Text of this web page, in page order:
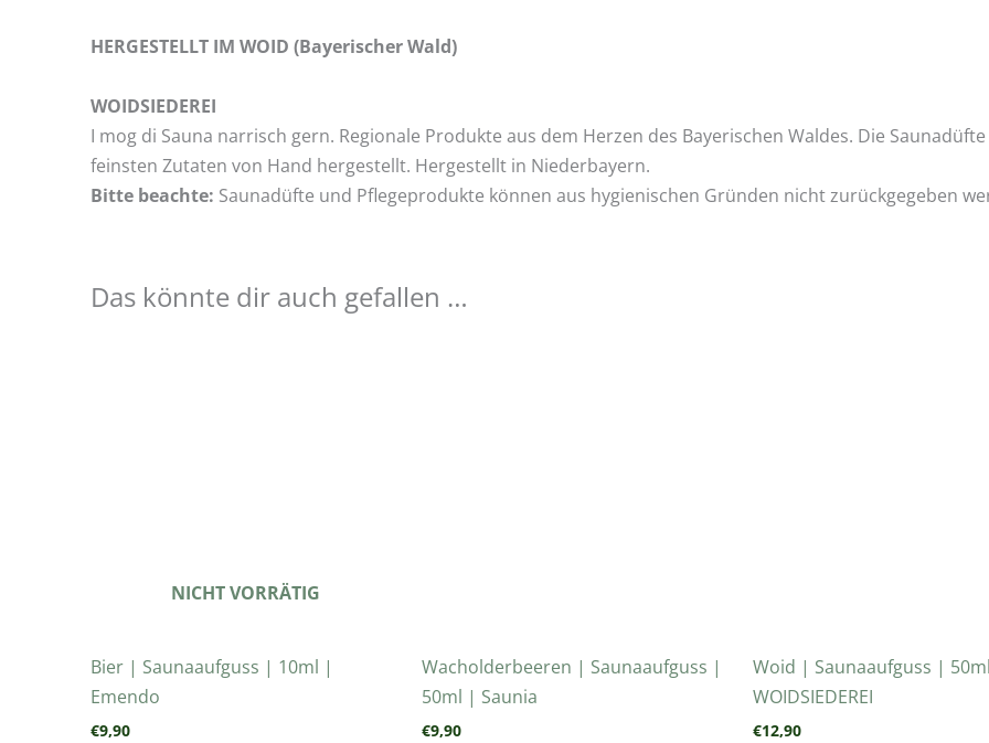
HERGESTELLT IM WOID (Bayerischer Wald)
WOIDSIEDEREI
I mog di Sauna narrisch gern. Regionale Produkte aus dem Herzen des Bayerischen Waldes. Die
feinsten Zutaten von Hand hergestellt. Hergestellt in Niederbayern.
Bitte beachte: Saunadüfte und Pflegeprodukte können aus hygienischen Gründen nicht zurückgegeben
Das könnte dir auch gefallen …
NICHT VORRÄTIG
Bier | Saunaaufguss | 10ml |
Emendo
€9,90
Wacholderbeeren | Saunaaufguss |
50ml | Saunia
€9,90
Woid | Saunaaufguss |
WOIDSIEDEREI
€12,90